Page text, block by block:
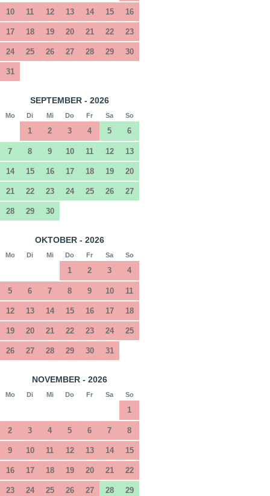
10 11 12 13 14 15 16
17 18 19 20 21 22 23
24 25 26 27 28 29 30
31
SEPTEMBER - 2026
Mo Di Mi Do Fr Sa So
1 2 3 4 5 6
7 8 9 10 11 12 13
14 15 16 17 18 19 20
21 22 23 24 25 26 27
28 29 30
OKTOBER - 2026
Mo Di Mi Do Fr Sa So
1 2 3 4
5 6 7 8 9 10 11
12 13 14 15 16 17 18
19 20 21 22 23 24 25
26 27 28 29 30 31
NOVEMBER - 2026
Mo Di Mi Do Fr Sa So
1
2 3 4 5 6 7 8
9 10 11 12 13 14 15
16 17 18 19 20 21 22
23 24 25 26 27 28 29